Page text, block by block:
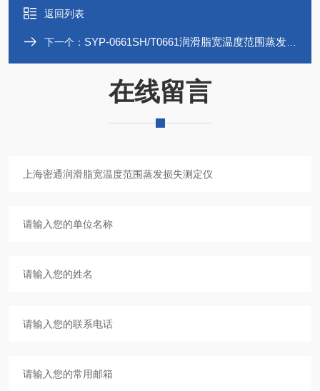
返回列表
下一个： SYP-0661SH/T0661润滑脂宽温度范围蒸发损失测定仪
在线留言